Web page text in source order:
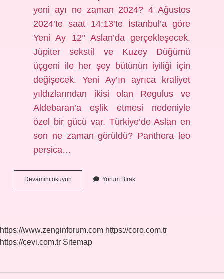
yeni ayı ne zaman 2024? 4 Ağustos
2024’te saat 14:13’te İstanbul’a göre
Yeni Ay 12° Aslan’da gerçekleşecek.
Jüpiter sekstil ve Kuzey Düğümü
üçgeni ile her şey bütünün iyiliği için
değişecek. Yeni Ay’ın ayrıca kraliyet
yıldızlarından ikisi olan Regulus ve
Aldebaran’a eşlik etmesi nedeniyle
özel bir gücü var. Türkiye’de Aslan en
son ne zaman görüldü? Panthera leo
persica…
Devamını okuyun
Dönemi
Yorum Bırak
https://www.zenginforum.com https://coro.com.tr
https://cevi.com.tr Sitemap